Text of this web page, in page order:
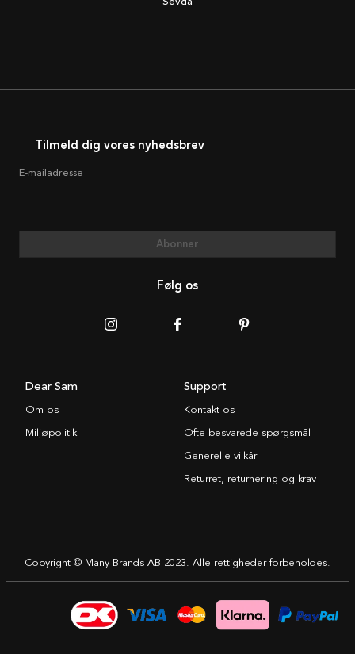
Tilmeld dig vores nyhedsbrev
E-mailadresse
Abonner
Følg os
Dear Sam
Om os
Miljøpolitik
Support
Kontakt os
Ofte besvarede spørgsmål
Generelle vilkår
Returret, returnering og krav
Copyright © Many Brands AB 2023. Alle rettigheder forbeholdes.